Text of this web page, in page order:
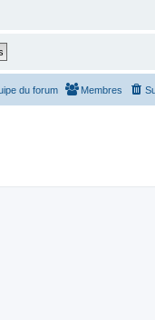
Membres
du forum